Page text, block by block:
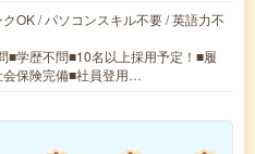
OK / パソコンスキル不要 / 英語力不
■学歴不問■10名以上採用予定！■履
会保険完備■社員登用…